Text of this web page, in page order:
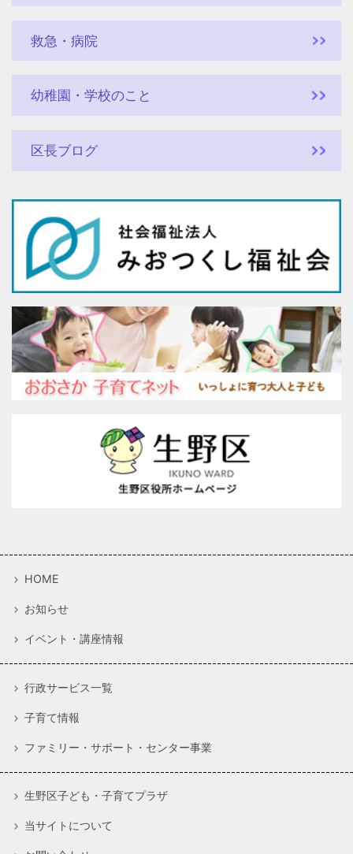
救急・病院
幼稚園・学校のこと
区長ブログ
HOME
お知らせ
イベント・講座情報
行政サービス一覧
子育て情報
ファミリー・サポート・センター事業
生野区子ども・子育てプラザ
当サイトについて